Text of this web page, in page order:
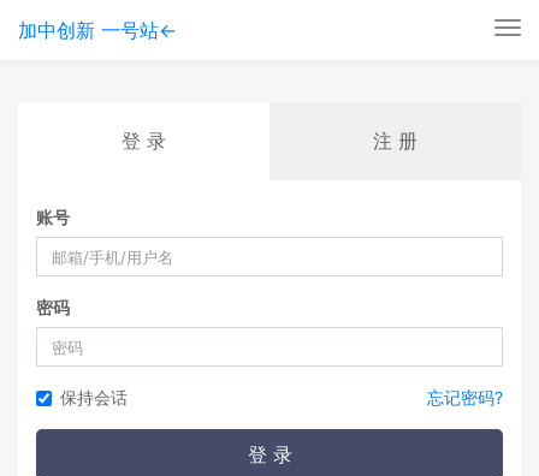
加中创新 一号站←
登 录 注 册
账号
密码
保持会话 忘记密码?
登 录